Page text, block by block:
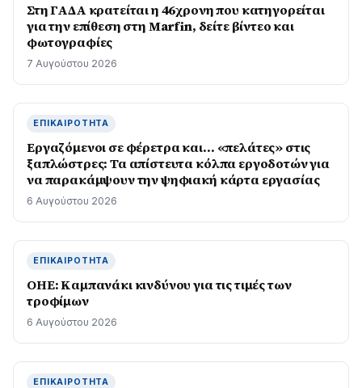
Στη ΓΑΔΑ κρατείται η 46χρονη που κατηγορείται
για την επίθεση στη Marfin, δείτε βίντεο και
φωτογραφίες
7 Αυγούστου 2026
ΕΠΙΚΑΙΡΌΤΗΤΑ
Εργαζόμενοι σε φέρετρα και… «πελάτες» στις
ξαπλώστρες: Τα απίστευτα κόλπα εργοδοτών για
να παρακάμψουν την ψηφιακή κάρτα εργασίας
6 Αυγούστου 2026
ΕΠΙΚΑΙΡΌΤΗΤΑ
ΟΗΕ: Καμπανάκι κινδύνου για τις τιμές των
τροφίμων
6 Αυγούστου 2026
ΕΠΙΚΑΙΡΌΤΗΤΑ